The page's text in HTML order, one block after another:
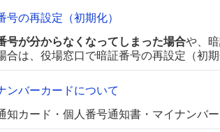
の再設定（初期化）
号が分からなくなってしまった場合や、
合は、役場窓口で暗証番号の再設定（初
ンバーカードについて
知カード・個人番号通知書・マイナンバ